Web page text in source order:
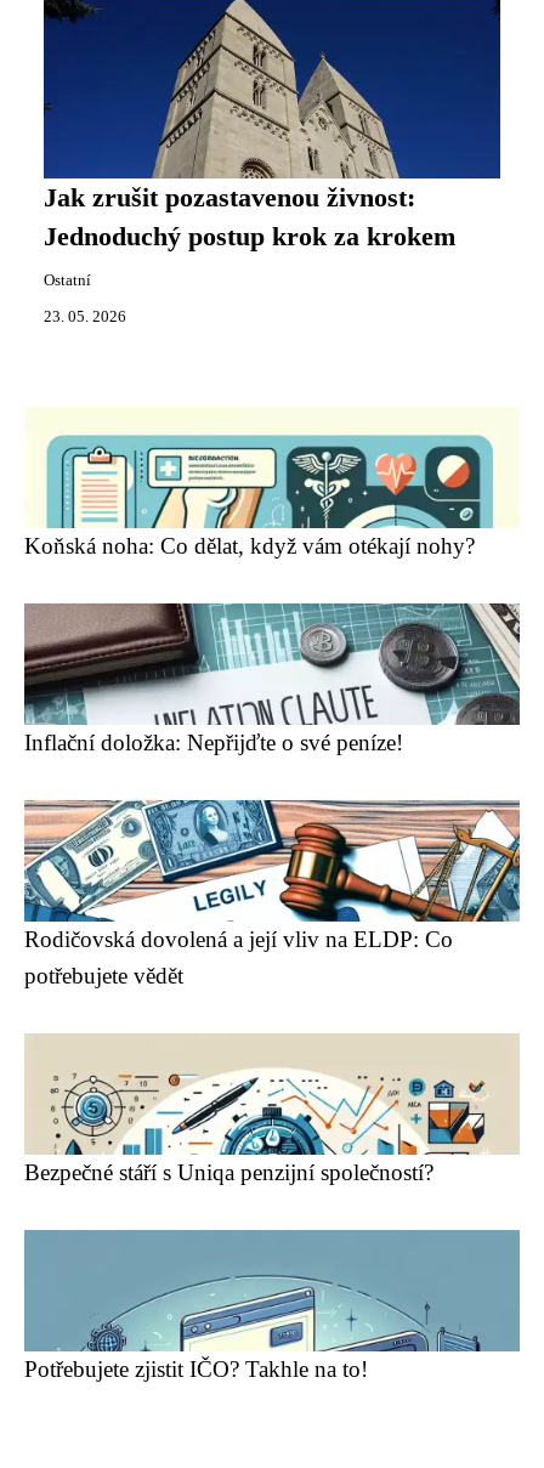
Jak zrušit pozastavenou živnost:
Jednoduchý postup krok za krokem
Ostatní
23. 05. 2026
Koňská noha: Co dělat, když vám otékají nohy?
Inflační doložka: Nepřijďte o své peníze!
Rodičovská dovolená a její vliv na ELDP: Co
potřebujete vědět
Bezpečné stáří s Uniqa penzijní společností?
Potřebujete zjistit IČO? Takhle na to!